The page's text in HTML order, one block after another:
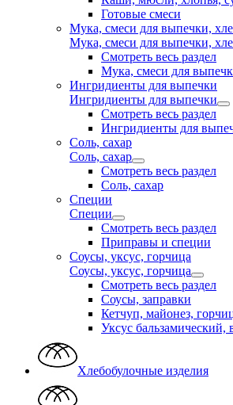
Готовые смеси
Мука, смеси для выпечки,
Мука, смеси для выпечки,
Смотреть весь раздел
Мука, смеси для
Ингридиенты для выпечки
Ингридиенты для выпечки
Смотреть весь раздел
Ингридиенты для
Соль, сахар
Соль, сахар
Смотреть весь раздел
Соль, сахар
Специи
Специи
Смотреть весь раздел
Приправы и специи
Соусы, уксус, горчица
Соусы, уксус, горчица
Смотреть весь раздел
Соусы, заправки
Кетчуп, майонез,
Уксус
Хлебобулочные изделия